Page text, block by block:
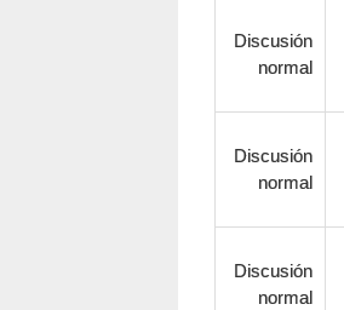
Discusión
normal
Discusión
normal
Discusión
normal